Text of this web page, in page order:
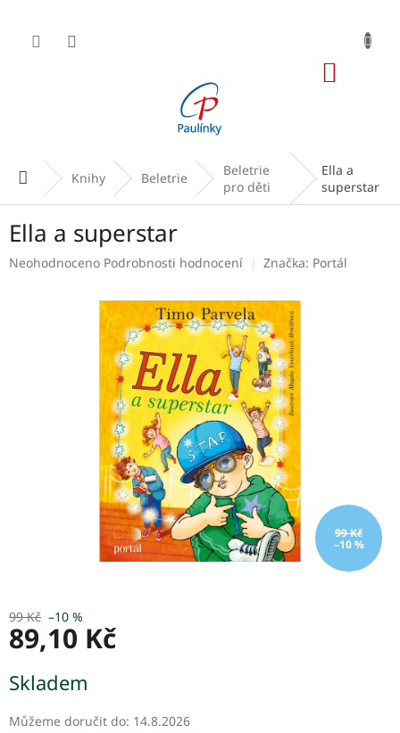
obsah
Domů Knihy Beletrie
Beletrie
pro děti
Ella a
superstar
Ella a superstar
Průměrné
Neohodnoceno Podrobnosti hodnocení Značka: Portál
99 Kč
–10 %
99 Kč –10 %
89,10 Kč
cena:
Skladem
Můžeme doručit do: 14.8.2026